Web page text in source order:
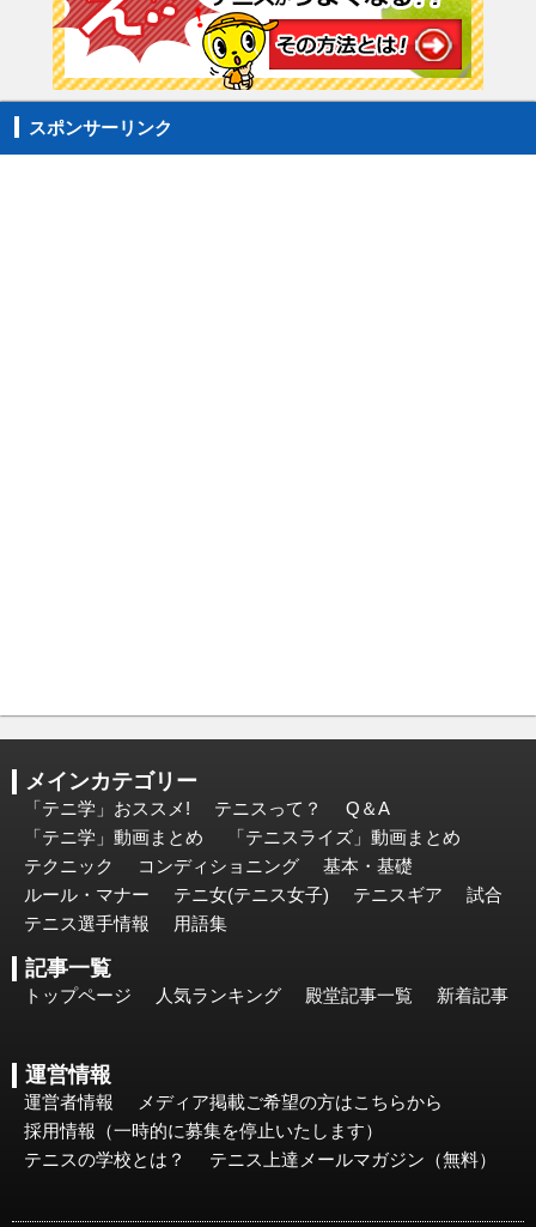
スポンサーリンク
メインカテゴリー
「テニ学」おススメ! テニスって？
Q＆A
「テニ学」動画まとめ
「テニスライズ」動画まとめ
テクニック
コンディショニング
基本・基礎
ルール・マナー
テニ女(テニス女子) テニスギア
試合
テニス選手情報
用語集
記事一覧
トップページ 人気ランキング 殿堂記事一覧 新着記事
運営情報
運営者情報
メディア掲載ご希望の方はこちらから
採用情報（一時的に募集を停止いたします）
テニスの学校とは？
テニス上達メールマガジン（無料）